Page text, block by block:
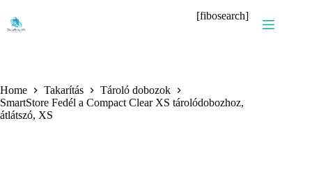
content
[fibosearch]
Home Takarítás
Tároló dobozok
SmartStore Fedél a Compact Clear XS tárolódobozhoz,
átlátszó, XS